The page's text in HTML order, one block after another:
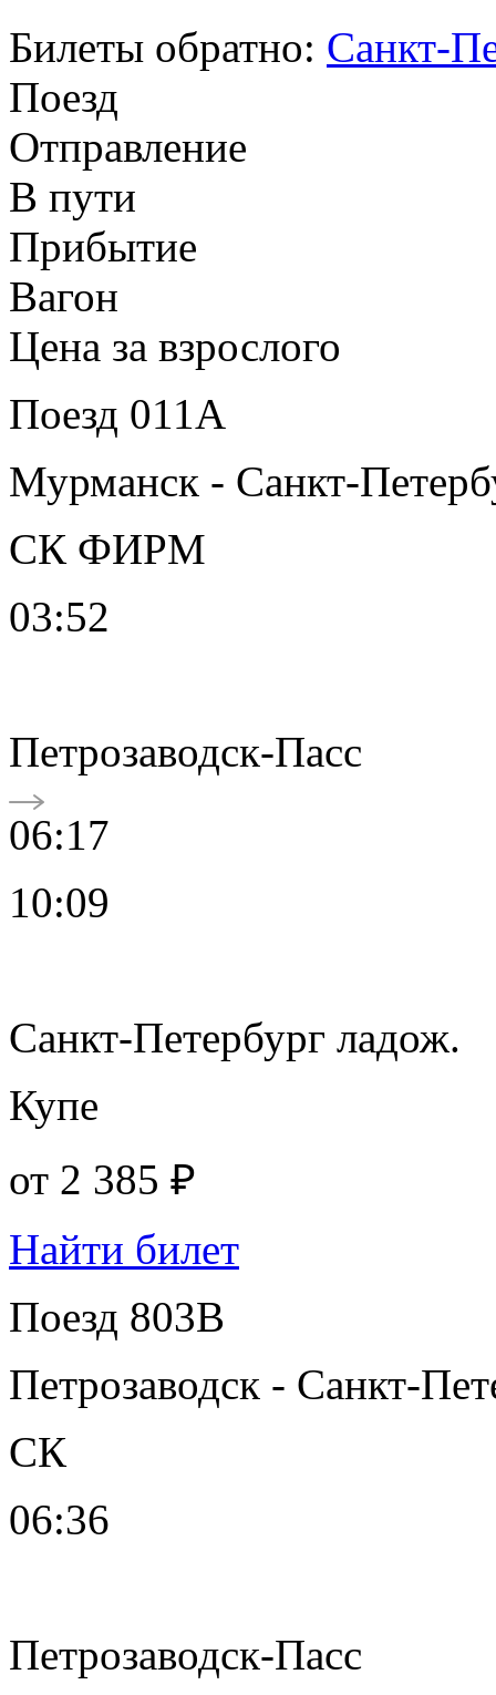
Билеты обратно: Санкт-
Поезд
Отправление
В пути
Прибытие
Вагон
Цена за взрослого
Поезд 011А
Мурманск - Санкт-
СК ФИРМ
03:52
Петрозаводск-Пасс
06:17
10:09
Санкт-Петербург ладож.
Купе
от 2 385 ₽
Найти билет
Поезд 803В
Петрозаводск - Санкт-
СК
06:36
Петрозаводск-Пасс